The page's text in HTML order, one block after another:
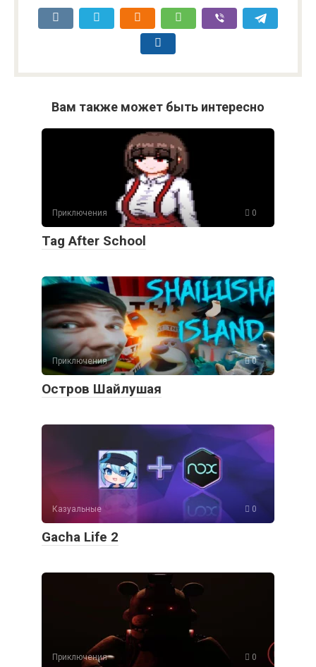
Вам также может быть интересно
Приключения 0
Tag After School
Приключения 0
Остров Шайлушая
Казуальные 0
Gacha Life 2
Приключения 0